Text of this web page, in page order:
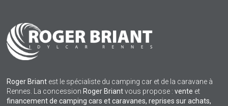
Roger Briant est le spécialiste du camping car et de la caravane à
Rennes. La concession Roger Briantvous propose : vente et
financement de camping cars et caravanes, reprises sur achats,